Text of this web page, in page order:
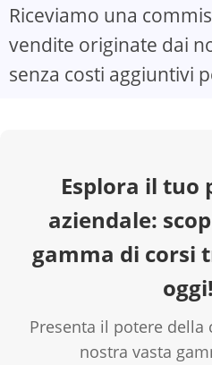
V
i
e
o
Riceviamo una
vendite originate dai
senza costi aggiuntivi
Esplora il tuo
aziendale:
gamma di corsi
oggi!
Presenta il potere della
nostra vasta